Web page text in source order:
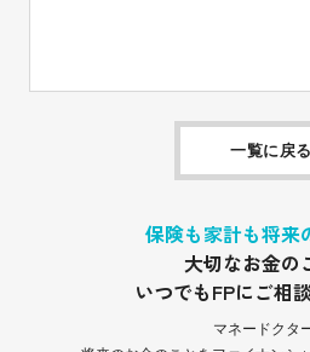
一覧に戻る
保険も家計も将来
大切なお金の
いつでもFPにご相
マネードクタ